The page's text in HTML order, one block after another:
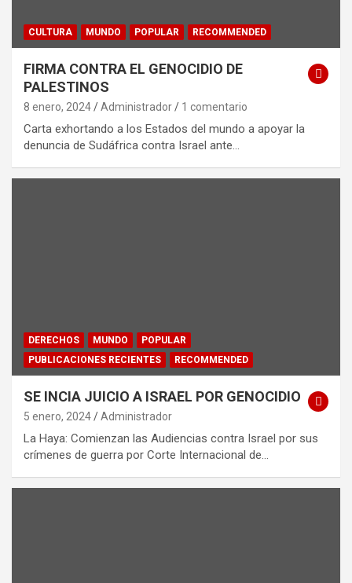
CULTURA MUNDO POPULAR RECOMMENDED
FIRMA CONTRA EL GENOCIDIO DE
PALESTINOS
8 enero, 2024 Administrador 1 comentario
Carta exhortando a los Estados del mundo a apoyar la
denuncia de Sudáfrica contra Israel ante…
DERECHOS MUNDO
POPULAR
PUBLICACIONES RECIENTES
RECOMMENDED
SE INCIA JUICIO A ISRAEL POR GENOCIDIO
5 enero, 2024 Administrador
La Haya: Comienzan las Audiencias contra Israel por sus
crímenes de guerra por Corte Internacional de…